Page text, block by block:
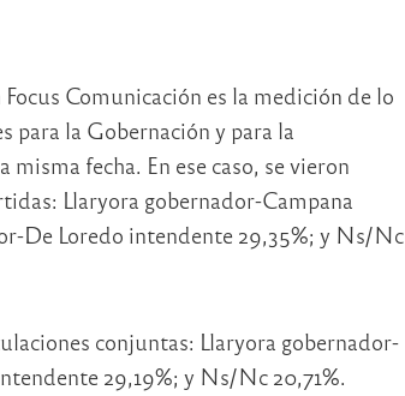
Comunicación es la medición de lo
para la Gobernación y para la
fecha. En ese caso, se vieron
Llaryora gobernador-Campana
De Loredo intendente 29,35%; y Ns/Nc
conjuntas: Llaryora gobernador-
29,19%; y Ns/Nc 20,71%.